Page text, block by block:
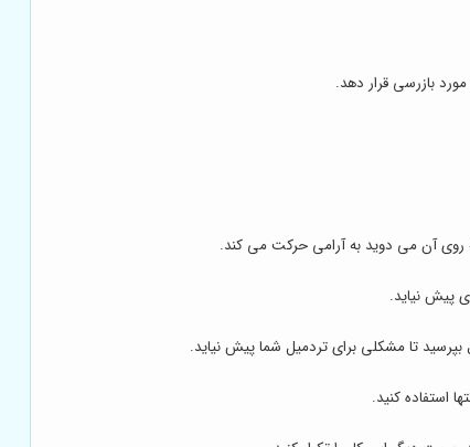
بازرسی قرار دهد.
پیش نیاید.
بپرسید تا مشکلی برای تردمیل شما پیش نیاید.
استفاده کنید.